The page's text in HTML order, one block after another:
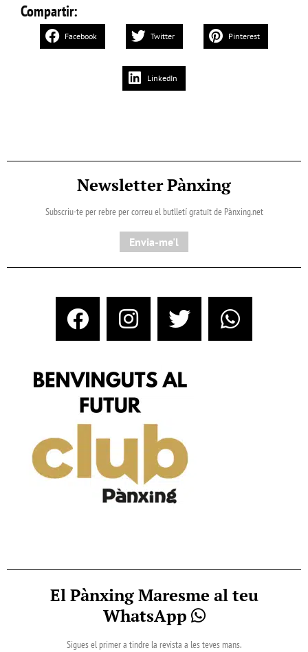
Compartir:
Facebook Twitter Pinterest
LinkedIn
Newsletter Pànxing
Subscriu-te per rebre per correu el butlletí gratuït de Pànxing.net​
Envia-me'l
El Pànxing Maresme al teu
WhatsApp
Sigues el primer a tindre la revista a les teves mans.